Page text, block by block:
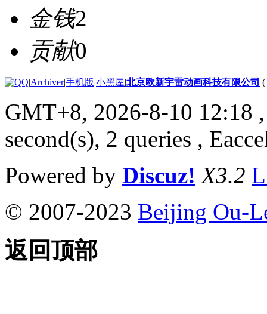
金钱2
贡献0
|Archiver|手机版|小黑屋|北京欧新宇雷动画科技有限公司 (
GMT+8, 2026-8-10 12:18
second(s), 2 queries ,
Powered by Discuz! X3.2
© 2007-2023 Beijing Ou-
返回顶部